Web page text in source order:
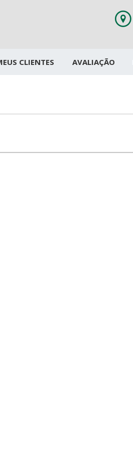
CLIENTES AVALIAÇÃO